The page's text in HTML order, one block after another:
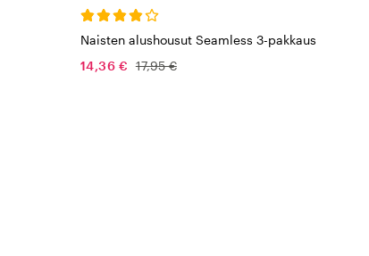
Naisten alushousut Seamless 3-pakkaus
14,36 € 17,95 €